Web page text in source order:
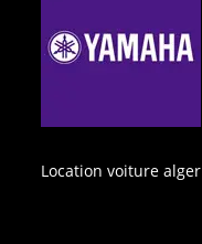
Location voiture alger